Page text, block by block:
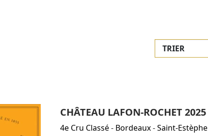
CHÂTEAU LAFON-ROCHET 2025
4e Cru Classé- Bordeaux-Saint-Estèphe